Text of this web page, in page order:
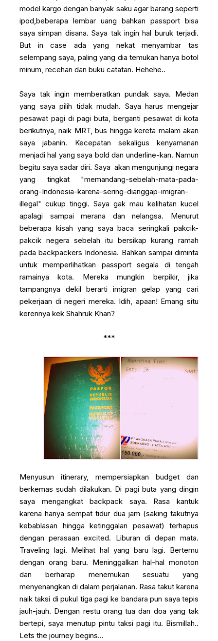
model kargo dengan banyak saku agar barang seperti
ipod,beberapa lembar uang bahkan passport bisa
saya simpan disana. Saya tak ingin hal buruk terjadi.
But in case ada yang nekat menyambar tas
selempang saya, paling yang dia temukan hanya botol
minum, recehan dan buku catatan. Hehehe..
Saya tak ingin memberatkan pundak saya. Medan
yang saya pilih tidak mudah. Saya harus mengejar
pesawat pagi di pagi buta, berganti pesawat di kota
berikutnya, naik MRT, bus hingga kereta malam akan
saya jabanin. Kecepatan sekaligus kenyamanan
menjadi hal yang saya bold dan underline-kan. Namun
begitu saya sadar diri. Saya akan mengunjungi negara
yang tingkat "memandang-sebelah-mata-pada-
orang-Indonesia-karena-sering-dianggap-imigran-
illegal" cukup tinggi. Saya gak mau kelihatan kucel
apalagi sampai merana dan nelangsa. Menurut
beberapa kisah yang saya baca seringkali pakcik-
pakcik negera sebelah itu bersikap kurang ramah
pada backpackers Indonesia. Bahkan sampai diminta
untuk memperlihatkan passport segala di tengah
ramainya kota. Mereka mungkin berpikir, jika
tampangnya dekil berarti imigran gelap yang cari
pekerjaan di negeri mereka. Idih, apaan! Emang situ
kerennya kek Shahruk Khan?
***
Menyusun itinerary, mempersiapkan budget dan
berkemas sudah dilakukan. Di pagi buta yang dingin
saya mengangkat backpack saya. Rasa kantuk
karena hanya sempat tidur dua jam (saking takutnya
kebablasan hingga ketinggalan pesawat) terhapus
dengan perasaan excited. Liburan di depan mata.
Traveling lagi. Melihat hal yang baru lagi. Bertemu
dengan orang baru. Meninggalkan hal-hal monoton
dan berharap menemukan sesuatu yang
menyenangkan di dalam perjalanan. Rasa takut karena
naik taksi di pukul tiga pagi ke bandara pun saya tepis
jauh-jauh. Dengan restu orang tua dan doa yang tak
bertepi, saya menutup pintu taksi pagi itu. Bismillah..
Lets the journey begins...